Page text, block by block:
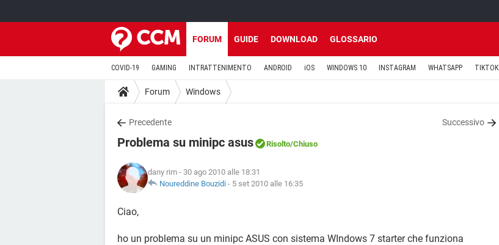
FORUM GUIDE DOWNLOAD GLOSSARIO
COVID-19 GAMING INTRATTENIMENTO ANDROID iOS WINDOWS 10 INSTAGRAM WHATSAPP TIKTOK
Forum Windows
Precedente Successivo
Problema su minipc asus Risolto/Chiuso
dany rim - 30 ago 2010 alle 18:31
Noureddine Bouzidi - 5 set 2010 alle 16:35
Ciao,
ho un problema su un minipc ASUS con sistema WIndows 7 starter che funziona